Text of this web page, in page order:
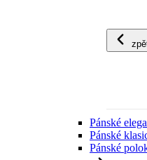
Pánské
Pánské
Pánské